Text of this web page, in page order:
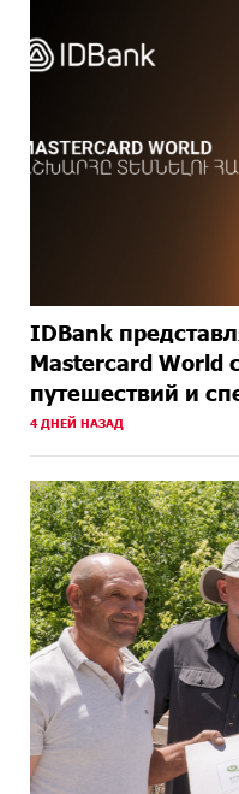
IDBank
Mastercard World
путешествий и
4 ДНЕЙ НАЗАД